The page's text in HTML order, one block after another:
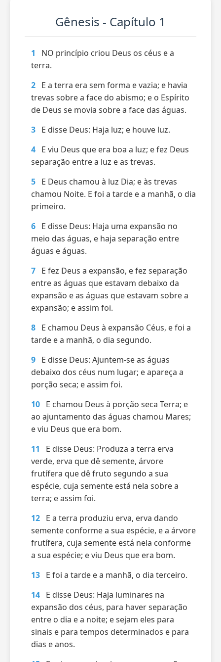
Gênesis - Capítulo 1
1
NO princípio criou Deus os céus e a
terra.
2 E a terra era sem forma e vazia; e havia
trevas sobre a face do abismo; e o Espírito
de Deus se movia sobre a face das águas.
3 E disse Deus: Haja luz; e houve luz.
4 E viu Deus que era boa a luz; e fez Deus
separação entre a luz e as trevas.
5 E Deus chamou à luz Dia; e às trevas
chamou Noite. E foi a tarde e a manhã, o dia
primeiro.
6 E disse Deus: Haja uma expansão no
meio das águas, e haja separação entre
águas e águas.
7 E fez Deus a expansão, e fez separação
entre as águas que estavam debaixo da
expansão e as águas que estavam sobre a
expansão; e assim foi.
8 E chamou Deus à expansão Céus, e foi a
tarde e a manhã, o dia segundo.
9 E disse Deus: Ajuntem-se as águas
debaixo dos céus num lugar; e apareça a
porção seca; e assim foi.
10 E chamou Deus à porção seca Terra; e
ao ajuntamento das águas chamou Mares;
e viu Deus que era bom.
11
E disse Deus: Produza a terra erva
verde, erva que dê semente, árvore
frutífera que dê fruto segundo a sua
espécie, cuja semente está nela sobre a
terra; e assim foi.
12 E a terra produziu erva, erva dando
semente conforme a sua espécie, e a árvore
frutífera, cuja semente está nela conforme
a sua espécie; e viu Deus que era bom.
13 E foi a tarde e a manhã, o dia terceiro.
14 E disse Deus: Haja luminares na
expansão dos céus, para haver separação
entre o dia e a noite; e sejam eles para
sinais e para tempos determinados e para
dias e anos.